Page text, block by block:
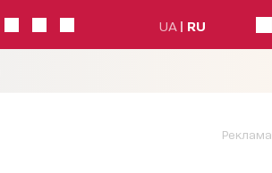
UA RU
Реклама